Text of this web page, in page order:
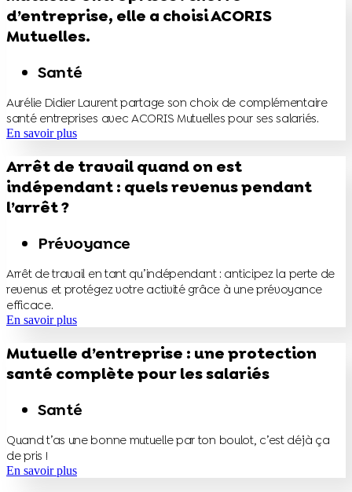
d’entreprise, elle a choisi ACORIS
Mutuelles.
Santé
Aurélie Didier Laurent partage son choix de complémentaire
santé entreprises avec ACORIS Mutuelles pour ses salariés.
En savoir plus
Arrêt de travail quand on est
indépendant : quels revenus pendant
l’arrêt ?
Prévoyance
Arrêt de travail en tant qu’indépendant : anticipez la perte de
revenus et protégez votre activité grâce à une prévoyance
efficace.
En savoir plus
Mutuelle d’entreprise : une protection
santé complète pour les salariés
Santé
Quand t’as une bonne mutuelle par ton boulot, c’est déjà ça
de pris !
En savoir plus